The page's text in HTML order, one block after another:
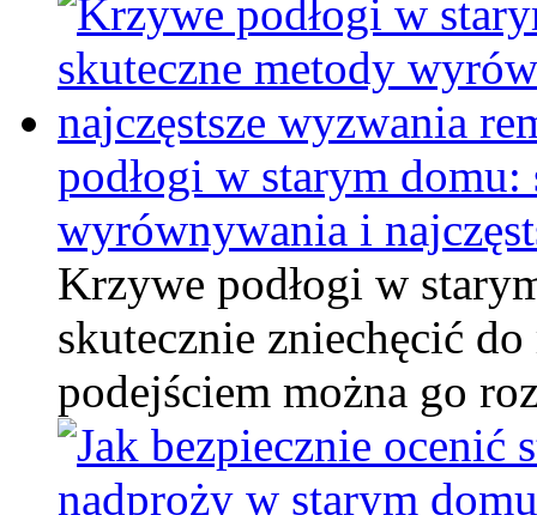
podłogi w starym domu:
wyrównywania i
Krzywe podłogi w
skutecznie zniechęcić
podejściem można go